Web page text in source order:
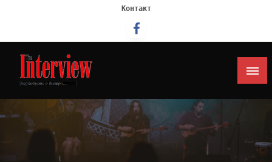
Контакт
Интервју